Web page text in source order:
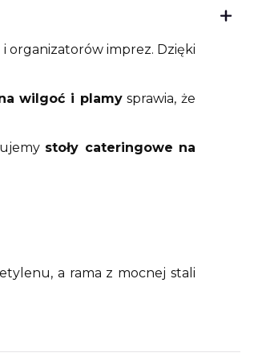
organizatorów imprez. Dzięki
wilgoć i plamysprawia, że
stoły cateringowe na
a rama z mocnej stali